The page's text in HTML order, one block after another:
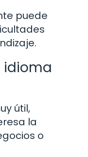
puede
idioma
útil,
la
o